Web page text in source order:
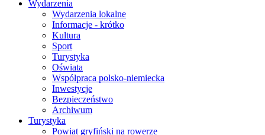
Wydarzenia
Wydarzenia lokalne
Informacje - krótko
Kultura
Sport
Turystyka
Oświata
Współpraca polsko-niemiecka
Inwestycje
Bezpieczeństwo
Archiwum
Turystyka
Powiat gryfiński na rowerze